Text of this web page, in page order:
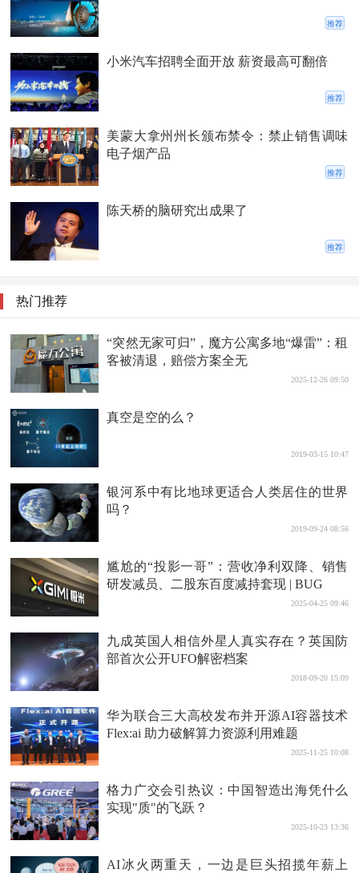
推荐
小米汽车招聘全面开放 薪资最高可翻倍
推荐
美蒙大拿州州长颁布禁令：禁止销售调味
电子烟产品
推荐
陈天桥的脑研究出成果了
推荐
热门推荐
“突然无家可归”，魔方公寓多地“爆雷”：租
客被清退，赔偿方案全无
2025-12-26 09:50
真空是空的么？
2019-03-15 10:47
银河系中有比地球更适合人类居住的世界
吗？
2019-09-24 08:56
尴尬的“投影一哥”：营收净利双降、销售
研发减员、二股东百度减持套现 | BUG
2025-04-25 09:46
九成英国人相信外星人真实存在？英国防
部首次公开UFO解密档案
2018-09-20 15:09
华为联合三大高校发布并开源AI容器技术
Flex:ai 助力破解算力资源利用难题
2025-11-25 10:08
格力广交会引热议：中国智造出海凭什么
实现"质"的飞跃？
2025-10-23 13:36
AI冰火两重天，一边是巨头招揽年薪上